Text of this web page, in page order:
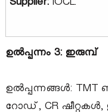
Supplier: IOCL.
ഉൽപ്പന്നം 3: ഇരുമ്പ്
ഉൽപ്പന്നങ്ങൾ: TMT
റോഡ്, CR